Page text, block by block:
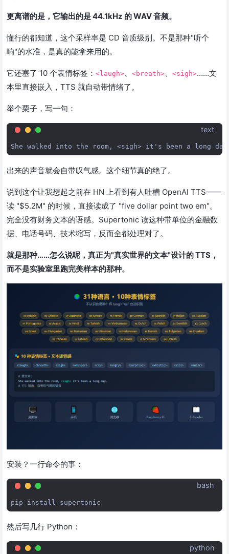
更离谱的是，它输出的是 44.1kHz 的 WAV 音频。
懂行的都知道，这个采样率是 CD 音质级别。不是那种"听个
响"的水准，是真的能拿来用的。
它还塞了 10 个表情标签： <laugh> <breath> <sigh>……文
本里直接嵌入，TTS 就自动带情绪了。
举个栗子，写一句：
text
出来的声音就会自带叹气感。这个细节真的绝了。
说到这个让我想起之前在 HN 上看到有人吐槽 OpenAI TTS——
读 "$5.2M" 的时候，直接读成了 "five dollar point two em"。
完全没有财务文本的语感。Supertonic 读这种带单位的金融数
据、电话号码、技术缩写，反而全都处理对了。
就是那种……怎么说呢，真正为"真实世界的文本"设计的 TTS，
而不是实验室里跑完美样本的那种。
安装？一行命令的事：
bash
pip install
然后写几行 Python：
python